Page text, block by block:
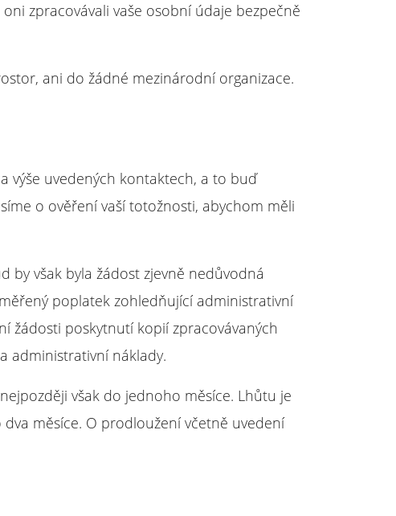
zpracovávali vaše osobní údaje bezpečně
ani do žádné mezinárodní organizace.
výše uvedených kontaktech, a to buď
o ověření vaší totožnosti, abychom měli
by však byla žádost zjevně nedůvodná
poplatek zohledňující administrativní
žádosti poskytnutí kopií zpracovávaných
administrativní náklady.
však do jednoho měsíce. Lhůtu je
měsíce. O prodloužení včetně uvedení